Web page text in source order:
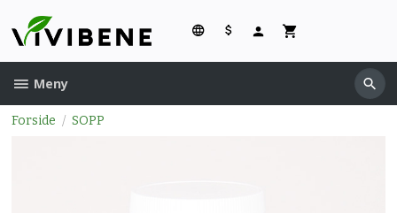
innholdet
Meny
Forside SOPP